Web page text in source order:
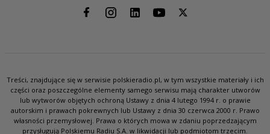
Treści, znajdujące się w serwisie polskieradio.pl, w tym wszystkie materiały i ich
części oraz poszczególne elementy samego serwisu mają charakter utworów
lub wytworów objętych ochroną Ustawy z dnia 4 lutego 1994 r. o prawie
autorskim i prawach pokrewnych lub Ustawy z dnia 30 czerwca 2000 r. Prawo
własności przemysłowej. Prawa o których mowa w zdaniu poprzedzającym
przysługują Polskiemu Radiu S.A. w likwidacji lub podmiotom trzecim.